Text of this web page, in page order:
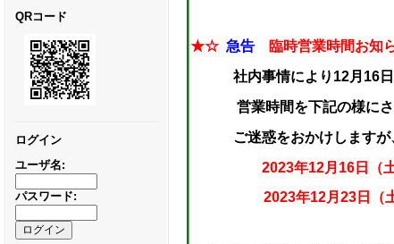
QRコード
ログイン
ユーザ名:
パスワード:
★☆ 急告
臨時営業時間お知
社内事情により12月16日
営業時間を下記の様に
ご迷惑をおかけしますが、
2023年12月16日（土
2023年12月23日（